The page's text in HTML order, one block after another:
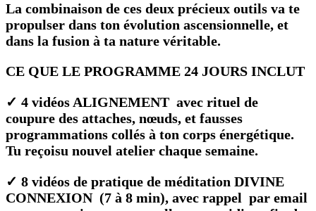
La combinaison de ces deux précieux outils va te
propulser dans ton évolution ascensionnelle, et
dans la fusion à ta nature véritable.
CE QUE LE PROGRAMME 24 JOURS INCLUT
✓ 4 vidéos ALIGNEMENT avec rituel de
coupure des attaches, nœuds, et fausses
programmations collés à ton corps énergétique.
Tu reçoisu nouvel atelier chaque semaine.
✓ 8 vidéos de pratique de méditation DIVINE
CONNEXION (7 à 8 min), avec rappel par email